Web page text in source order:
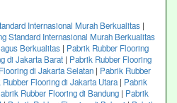
Internasional Murah Berkualitas |
Standard Internasional Murah Berkualitas
Berkualitas | Pabrik Rubber Flooring
di Jakarta Barat | Pabrik Rubber Flooring
di Jakarta Selatan | Pabrik Rubber
Rubber Flooring di Jakarta Utara| Pabrik
Rubber Flooring di Bandung | Pabrik